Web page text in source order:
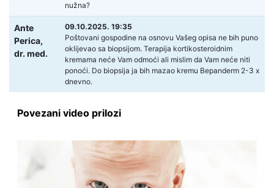
nužna?
Ante
Perica,
dr. med.
09.10.2025. 19:35
Poštovani gospodine na osnovu Vašeg opisa ne bih puno
oklijevao sa biopsijom. Terapija kortikosteroidnim
kremama neće Vam odmoći ali mislim da Vam neće niti
ponoći. Do biopsija ja bih mazao kremu Bepanderm 2-3 x
dnevno.
Povezani video prilozi